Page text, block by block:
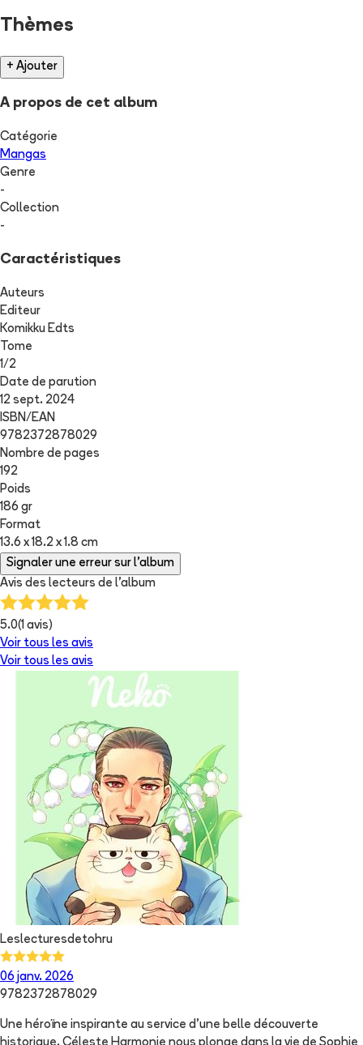
Thèmes
+ Ajouter
A propos de cet album
Catégorie
Mangas
Genre
-
Collection
-
Caractéristiques
Auteurs
Editeur
Komikku Edts
Tome
1/2
Date de parution
12 sept. 2024
ISBN/EAN
9782372878029
Nombre de pages
192
Poids
186 gr
Format
13.6 x 18.2 x 1.8 cm
Signaler une erreur sur l'album
Avis des lecteurs de l'album
5.0(1 avis)
Voir tous les avis
Voir tous les avis
Leslecturesdetohru
06 janv. 2026
9782372878029
Une héroïne inspirante au service d'une belle découverte